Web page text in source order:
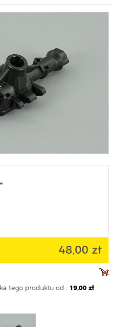
48,00 zł
tego produktu od : 19,00 zł